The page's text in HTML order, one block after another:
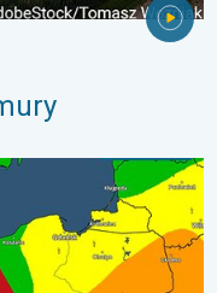
Ostrzeżenie